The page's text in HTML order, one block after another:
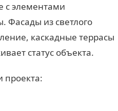
с элементами
Фасады из светлого
каскадные террасы
статус объекта.
проекта: